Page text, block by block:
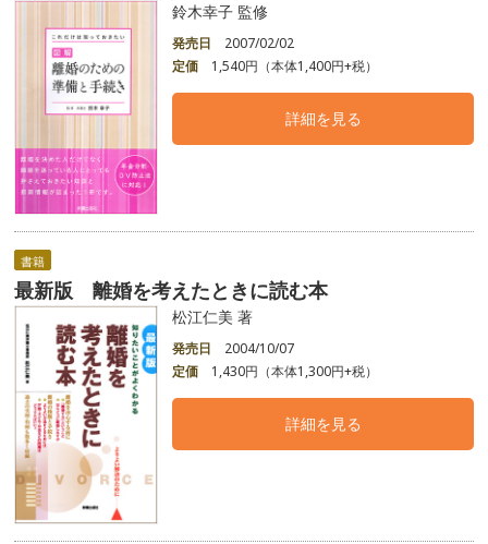
鈴木幸子 監修
発売日
2007/02/02
定価
1,540円（本体1,400円+税）
詳細を見る
書籍
最新版 離婚を考えたときに読む本
松江仁美 著
発売日
2004/10/07
定価
1,430円（本体1,300円+税）
詳細を見る